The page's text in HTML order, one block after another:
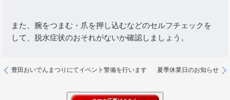
また、腕をつまむ・爪を押し込むなどのセルフチェックを
して、脱水症状のおそれがないか確認しましょう。
豊田おいでんまつりにてイベント警備を行います 夏季休業日のお知らせ